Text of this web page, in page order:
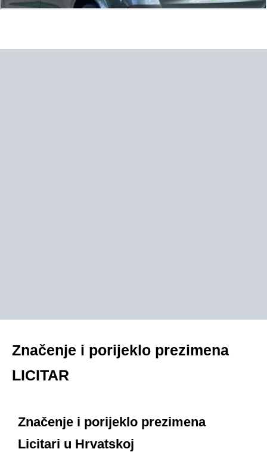
Značenje i porijeklo prezimena
LICITAR
Značenje i porijeklo prezimena
Licitari u Hrvatskoj